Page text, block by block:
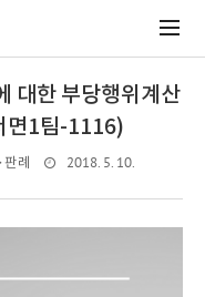
대한 부당행위계산
면1팀-1116)
례 2018. 5. 10.